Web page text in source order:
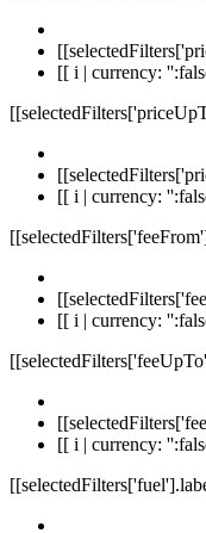
[[ i | currency:
[[ i | currency:
[[ i | currency:
[[ i | currency: